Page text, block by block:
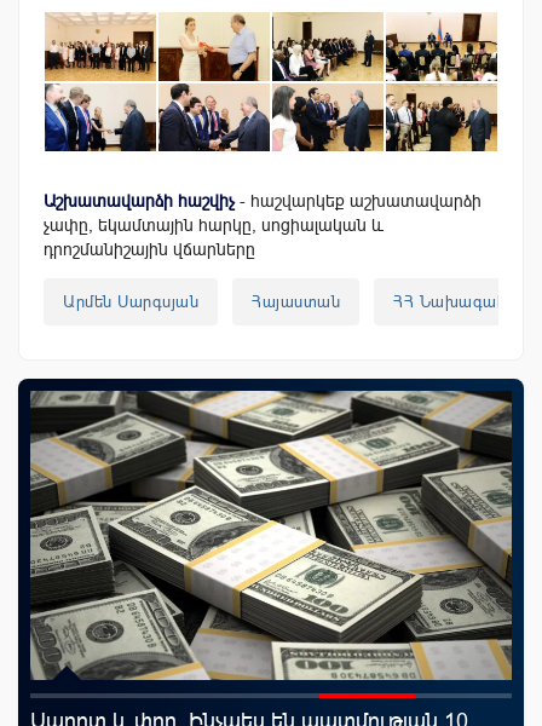
Աշխատավարձի հաշվիչ - հաշվարկեք աշխատավարձի
չափը, եկամտային հարկը, սոցիալական և
դրոշմանիշային վճարները
Արմեն Սարգսյան Հայաստան ՀՀ Նախագահ